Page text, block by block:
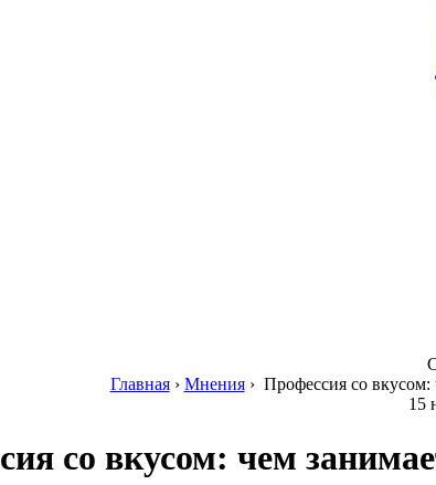
Главная› Мнения› Профессия со
15
со вкусом: чем